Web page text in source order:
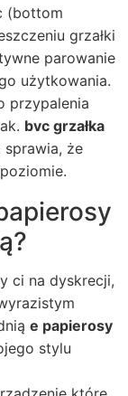
(bottom
grzałki
parowanie
użytkowania.
przypalenia
bvc grzałka
sprawia, że
ci na dyskrecji,
e papierosy
stylu